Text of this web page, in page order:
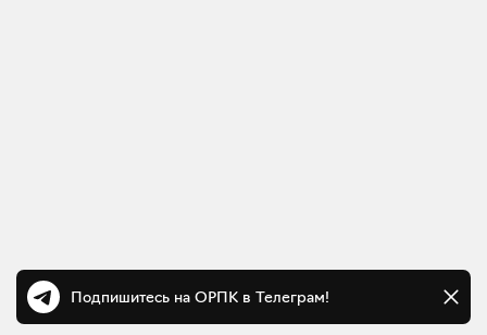
Подпишитесь на ОРПК в Телеграм!